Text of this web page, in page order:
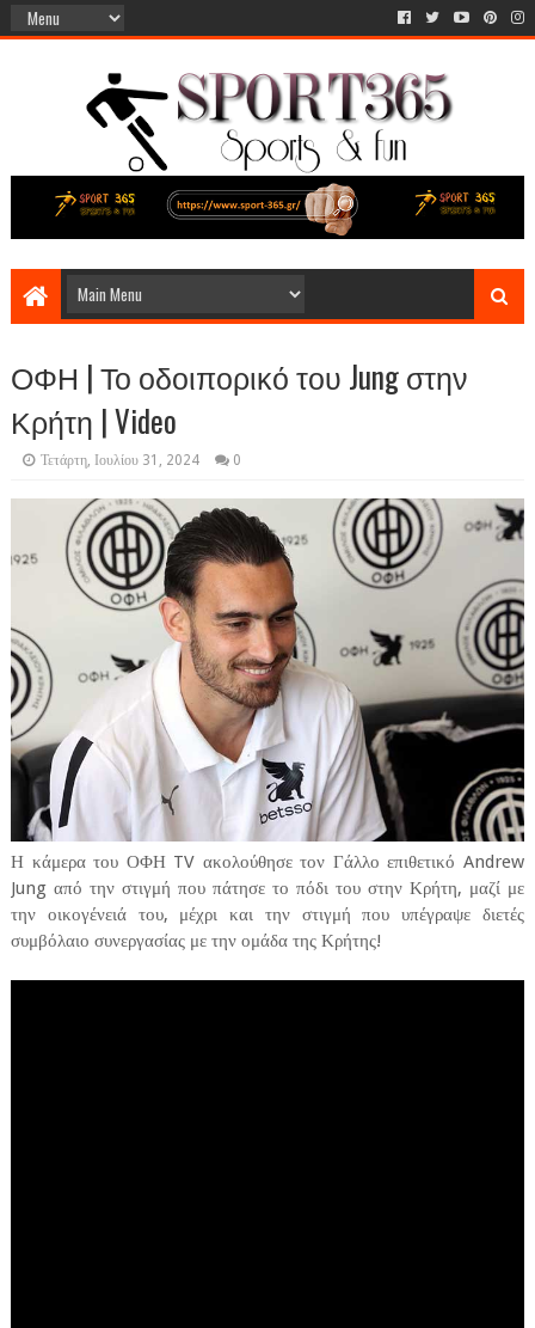
ΟΦΗ | Το οδοιπορικό του Jung στην
Κρήτη | Video
Τετάρτη, Ιουλίου 31, 2024 0
Η κάμερα του ΟΦΗ TV ακολούθησε τον Γάλλο επιθετικό Andrew
Jung από την στιγμή που πάτησε το πόδι του στην Κρήτη, μαζί με
την οικογένειά του, μέχρι και την στιγμή που υπέγραψε διετές
συμβόλαιο συνεργασίας με την ομάδα της Κρήτης!